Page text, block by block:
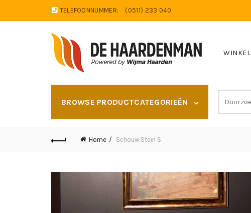
TELEFOONNUMMER: (0511) 233 040
WINKEL
BROWSE PRODUCTCATEGORIEËN
for:
Home Schouw Stein S